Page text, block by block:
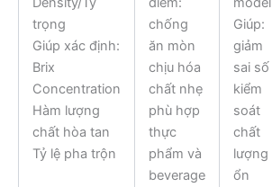
trọng
Giúp xác định:
Brix
Concentration
Hàm lượng
chất hòa tan
Tỷ lệ pha trộn
chống
ăn mòn
chịu hóa
chất nhẹ
phù hợp
thực
phẩm và
beverage
Giúp:
giảm
sai số
kiểm
soát
chất
lượng
ổn